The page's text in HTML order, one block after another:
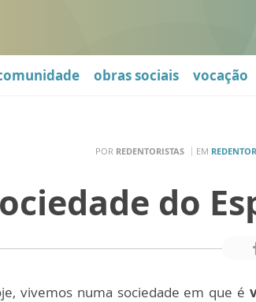
obras sociais vocação
POR REDENTORISTAS EM
do
vivemos numa sociedade em que é